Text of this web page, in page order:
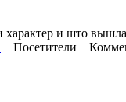
характер и што
Посетители